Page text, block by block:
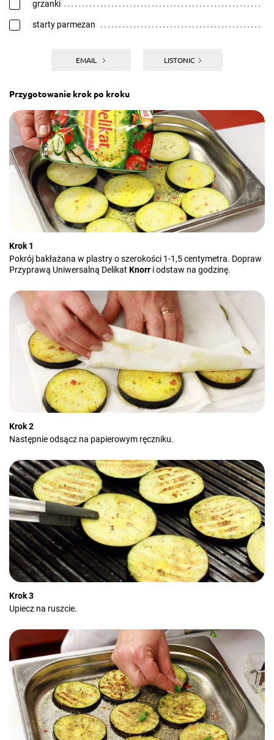
grzanki
starty parmezan
EMAIL LISTONIC
Przygotowanie krok po kroku
Krok 1
Pokrój bakłażana w plastry o szerokości 1-1,5 centymetra. Dopraw
Przyprawą Uniwersalną Delikat Knorr i odstaw na godzinę.
Krok 2
Następnie odsącz na papierowym ręczniku.
Krok 3
Upiecz na ruszcie.